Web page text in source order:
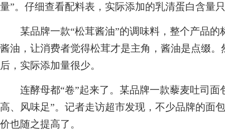
量”。仔细查看配料表，实际添加的乳清蛋白含量
某品牌一款“松茸酱油”的调味料，整个产品的
酱油，让消费者觉得松茸才是主角，酱油是点缀
后，实际添加量很少。
连酵母都“卷”起来了。某品牌一款藜麦吐司面
高、风味足”。记者走访超市发现，不少品牌的面
价也随之提高了。